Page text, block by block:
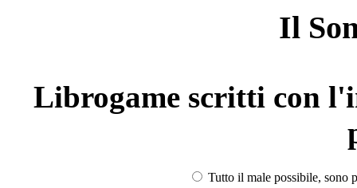
Il
Librogame scritti con
Tutto il male possibile, sono